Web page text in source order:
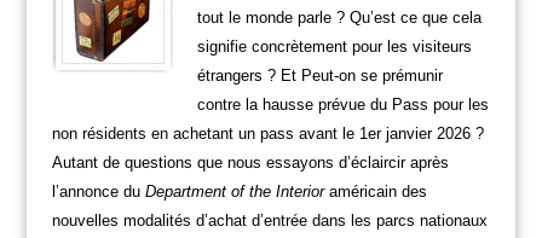
tout le monde parle ? Qu’est ce que cela
signifie concrètement pour les visiteurs
étrangers ? Et Peut-on se prémunir
contre la hausse prévue du Pass pour les
non résidents en achetant un pass avant le 1er janvier 2026 ?
Autant de questions que nous essayons d’éclaircir après
l’annonce du Department of the Interioraméricain des
nouvelles modalités d’achat d’entrée dans les parcs nationaux